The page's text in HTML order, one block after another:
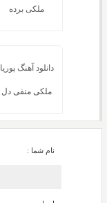
ملکی برده
دانلود آهنگ پوریا
ملکی منفی دل
نام شما :